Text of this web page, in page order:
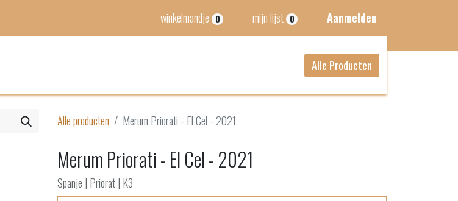
winkelmandje 0 mijn lijst 0 Aanmelden
Alle Producten
Alle producten Merum Priorati - El Cel - 2021
Merum Priorati - El Cel - 2021
Spanje | Priorat | K3